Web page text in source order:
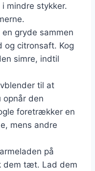
mindre stykker.
gryde sammen
og citronsaft. Kog
simre, indtil
til at
opnår den
foretrækker en
mens andre
på
dem tæt. Lad dem